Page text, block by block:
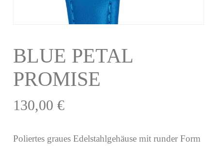
BLUE PETAL
PROMISE
130,00 €
Poliertes graues Edelstahlgehäuse mit runder Form